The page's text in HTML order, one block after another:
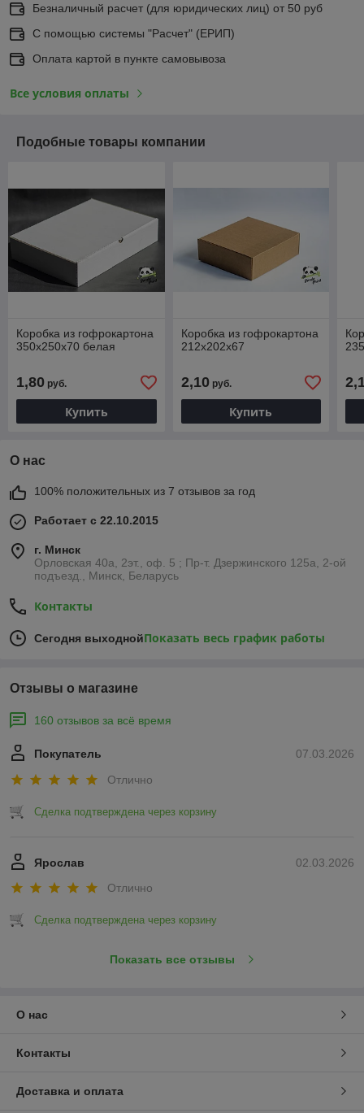
Безналичный расчет (для юридических лиц) от 50 руб
С помощью системы "Расчет" (ЕРИП)
Оплата картой в пункте самовывоза
Все условия оплаты
Подобные товары компании
Коробка из гофрокартона
350х250х70 белая
1,80 руб.
Купить
Коробка из гофрокартона
212х202х67
2,10руб.
Купить
О нас
100% положительных из 7 отзывов за год
Работает с 22.10.2015
г. Минск
Орловская 40а, 2эт., оф. 5 ; Пр-т. Дзержинского 125а, 2-ой
подъезд., Минск, Беларусь
Контакты
Сегодня выходнойПоказать весь график работы
Отзывы о магазине
160 отзывов за всё время
07.03.2026
Покупатель
Отлично
Сделка подтверждена через корзину
02.03.2026
Ярослав
Отлично
Сделка подтверждена через корзину
Показать все отзывы
О нас
Контакты
Доставка и оплата